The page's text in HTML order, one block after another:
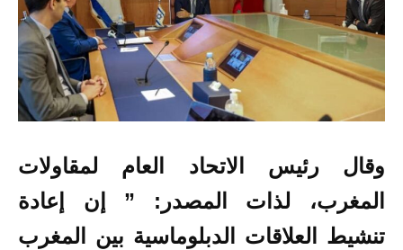
وقال رئيس الاتحاد العام لمقاولات
المغرب، لذات المصدر: ” إن إعادة
تنشيط العلاقات الدبلوماسية بين المغرب